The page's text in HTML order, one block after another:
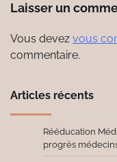
Laisser un
Vous devez vous
commentaire.
Articles récents
Rééducation
progrès